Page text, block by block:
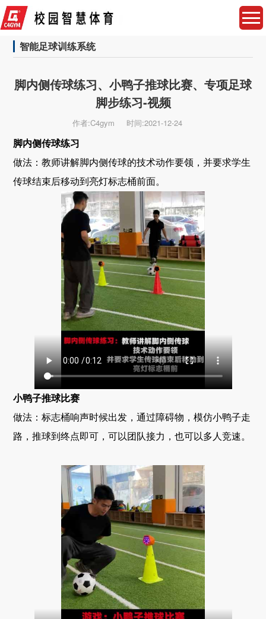
智能足球训练系统
脚内侧传球练习、小鸭子推球比赛、专项足球
脚步练习-视频
作者:C4gym 时间:2021-12-24
脚内侧传球练习
做法：教师讲解脚内侧传球的技术动作要领，并要求学生
传球结束后移动到亮灯标志桶前面。
小鸭子推球比赛
做法：标志桶响声时候出发，通过障碍物，模仿小鸭子走
路，推球到终点即可，可以团队接力，也可以多人竞速。